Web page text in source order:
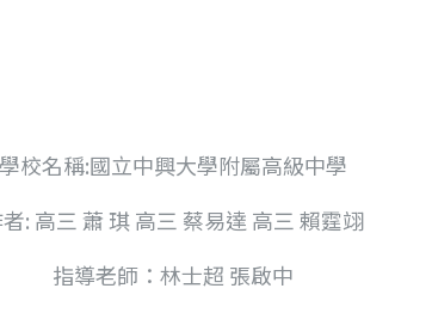
學校名稱:國立中興大學附屬高級中學
: 高三 蕭 琪 高三 蔡易達 高三 賴霆翊
指導老師：林士超 張啟中